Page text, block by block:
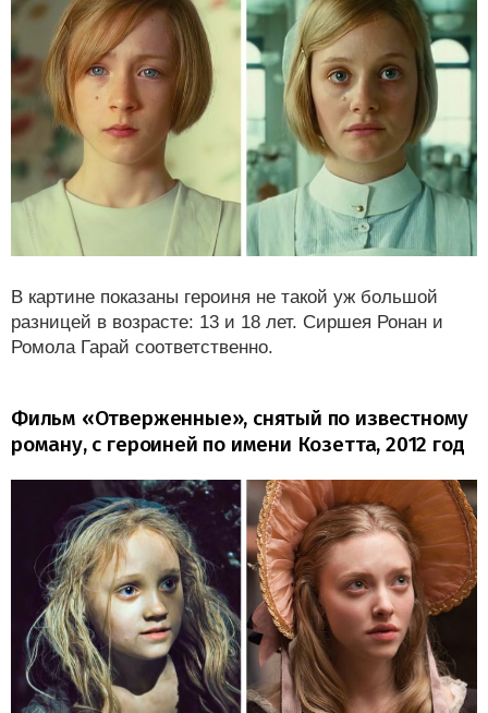
В картине показаны героиня не такой уж большой
разницей в возрасте: 13 и 18 лет. Сиршея Ронан и
Ромола Гарай соответственно.
Фильм «Отверженные», снятый по известному
роману, с героиней по имени Козетта, 2012 год